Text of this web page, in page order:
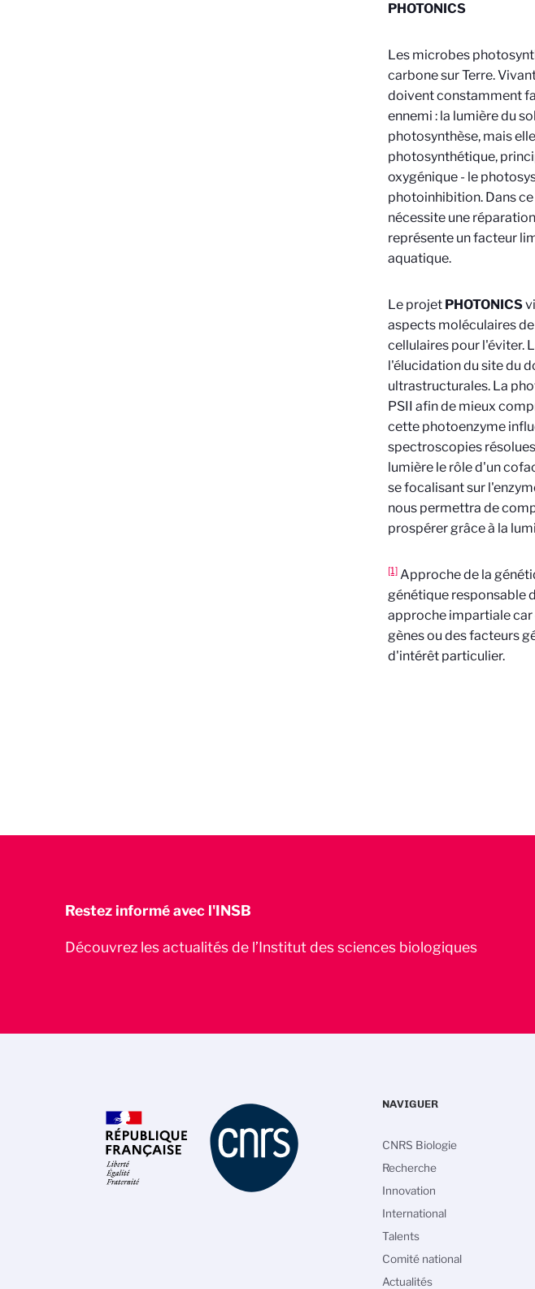
PHOTONICS
Les microbes
carbone sur Terre.
doivent constamment
ennemi : la lumière du
photosynthèse, mais
photosynthétique,
oxygénique - le
photoinhibition. Dans
nécessite une
représente un facteur
aquatique.
Le projet PHOTONICS
aspects moléculaires
cellulaires pour l'éviter.
l'élucidation du site du
ultrastructurales. La
PSII afin de mieux
cette photoenzyme
spectroscopies
lumière le rôle d'un
se focalisant sur
nous permettra de
prospérer grâce à la
[1] Approche de la
génétique responsable
approche impartiale
gènes ou des facteurs
d'intérêt particulier.
Restez informé avec l'INSB
Découvrez les actualités de l’Institut des sciences biologiques
NAVIGUER
CNRS Biologie
Recherche
Innovation
International
Talents
Comité national
Actualités